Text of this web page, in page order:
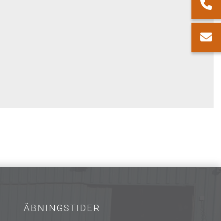
ÅBNINGSTIDER